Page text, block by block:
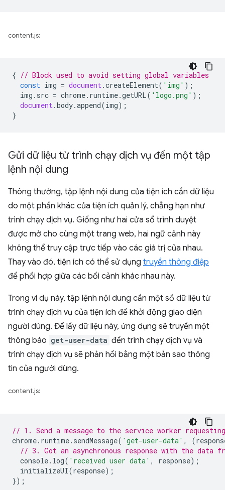
content.js:
{ // Block used to avoid setting global variables
const img = document.createElement( 'img' );
img . src = chrome. runtime.getURL( 'logo.png' );
document.body.append(img);
}
Gửi dữ liệu từ trình chạy dịch vụ đến một tập
lệnh nội dung
Thông thường, tập lệnh nội dung của tiện ích cần dữ liệu
do một phần khác của tiện ích quản lý, chẳng hạn như
trình chạy dịch vụ. Giống như hai cửa sổ trình duyệt
được mở cho cùng một trang web, hai ngữ cảnh này
không thể truy cập trực tiếp vào các giá trị của nhau.
Thay vào đó, tiện ích có thể sử dụng truyền thông điệp
để phối hợp giữa các bối cảnh khác nhau này.
Trong ví dụ này, tập lệnh nội dung cần một số dữ liệu từ
trình chạy dịch vụ của tiện ích để khởi động giao diện
người dùng. Để lấy dữ liệu này, ứng dụng sẽ truyền một
thông báo get-user-data đến trình chạy dịch vụ và
trình chạy dịch vụ sẽ phản hồi bằng một bản sao thông
tin của người dùng.
content.js:
// 1. Send a message to the service worker
chrome. runtime. sendMessage( 'get-user-data' , (
// 3. Got an asynchronous response with the data
console. log( 'received user data' , response);
initializeUI(response);
});